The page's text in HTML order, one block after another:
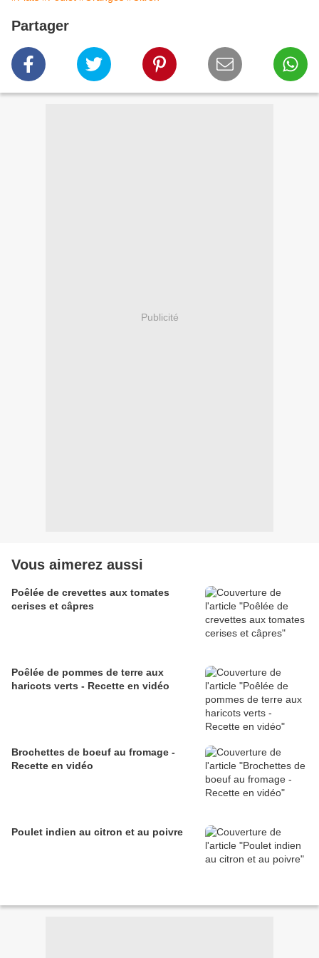
Partager
Publicité
Vous aimerez aussi
Poêlée de crevettes aux tomates
cerises et câpres
Poêlée de pommes de terre aux
haricots verts - Recette en vidéo
Brochettes de boeuf au fromage -
Recette en vidéo
Poulet indien au citron et au poivre